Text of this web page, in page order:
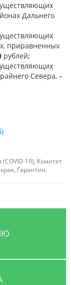
Дальнего
приравненных
рублей;
Севера, –
19), Комитет
Гарантии,